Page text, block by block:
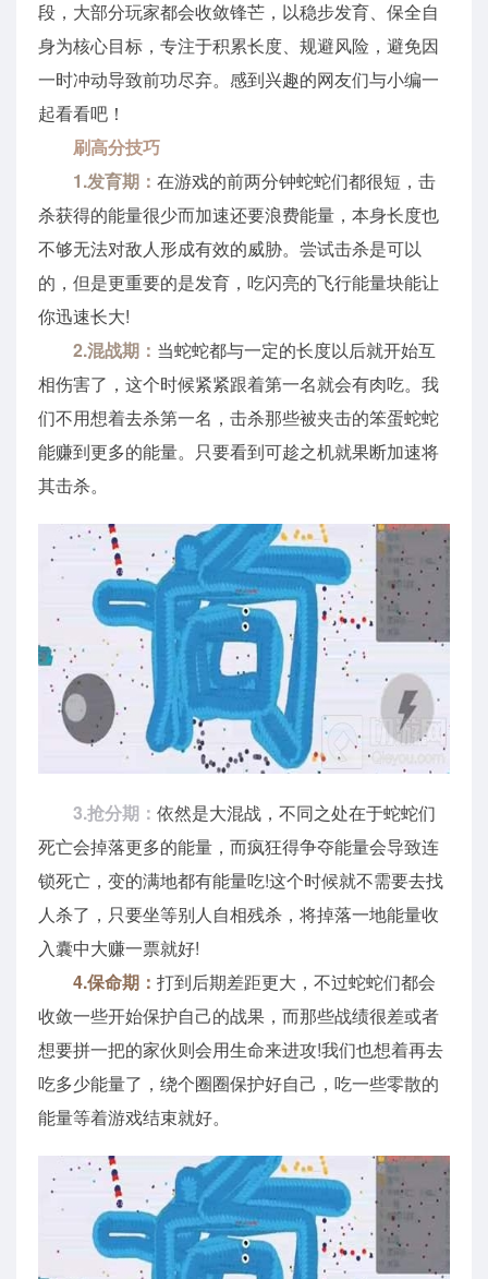
段，大部分玩家都会收敛锋芒，以稳步发育、保全自
身为核心目标，专注于积累长度、规避风险，避免因
一时冲动导致前功尽弃。感到兴趣的网友们与小编一
起看看吧！
刷高分技巧
1.发育期： 在游戏的前两分钟蛇蛇们都很短，击
杀获得的能量很少而加速还要浪费能量，本身长度也
不够无法对敌人形成有效的威胁。尝试击杀是可以
的，但是更重要的是发育，吃闪亮的飞行能量块能让
你迅速长大!
2.混战期： 当蛇蛇都与一定的长度以后就开始互
相伤害了，这个时候紧紧跟着第一名就会有肉吃。我
们不用想着去杀第一名，击杀那些被夹击的笨蛋蛇蛇
能赚到更多的能量。只要看到可趁之机就果断加速将
其击杀。
3.抢分期： 依然是大混战，不同之处在于蛇蛇们
死亡会掉落更多的能量，而疯狂得争夺能量会导致连
锁死亡，变的满地都有能量吃!这个时候就不需要去找
人杀了，只要坐等别人自相残杀，将掉落一地能量收
入囊中大赚一票就好!
4.保命期： 打到后期差距更大，不过蛇蛇们都会
收敛一些开始保护自己的战果，而那些战绩很差或者
想要拼一把的家伙则会用生命来进攻!我们也想着再去
吃多少能量了，绕个圈圈保护好自己，吃一些零散的
能量等着游戏结束就好。